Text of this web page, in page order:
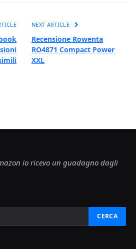
NEXT ARTICLE
Recensione Rowenta
RO4871 Compact Power
XXL
io ricevo un guadagno dagli